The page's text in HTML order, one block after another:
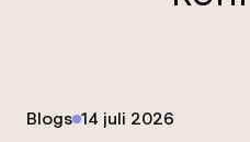
Blogs Gepubliceerd op
14 juli 2026